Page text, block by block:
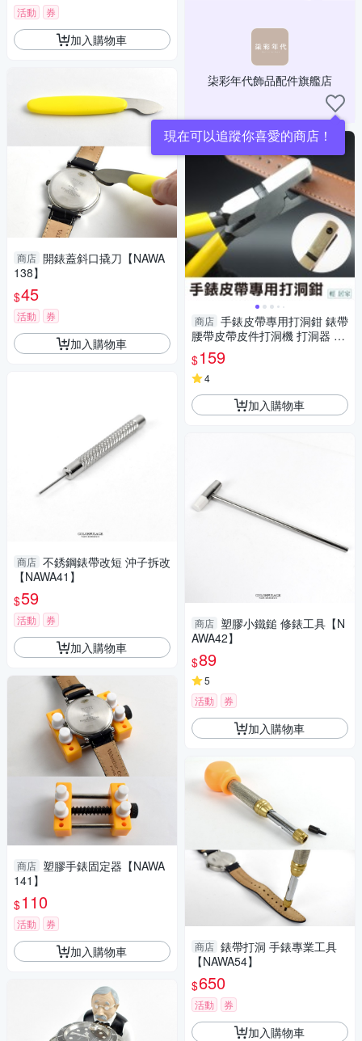
活動
券
加入購物車
商店 開錶蓋斜口撬刀【NAWA
138】
$45
活動 券
加入購物車
商店 不銹鋼錶帶改短 沖子拆改
【NAWA41】
$59
活動 券
加入購物車
商店 塑膠手錶固定器【NAWA
141】
$110
活動 券
加入購物車
柒彩年代飾品配件旗艦店
現在可以追蹤你喜愛的商店！
商店 手錶皮帶專用打洞鉗 錶帶
腰帶皮帶皮件打洞機 打洞器 打
洞鉗子 打孔鉗子 雞眼鉗-輕居
家8098
$159
4
加入購物車
商店 塑膠小鐵鎚 修錶工具【N
AWA42】
$89
5
活動
券
加入購物車
商店 錶帶打洞 手錶專業工具
【NAWA54】
$650
活動 券
加入購物車